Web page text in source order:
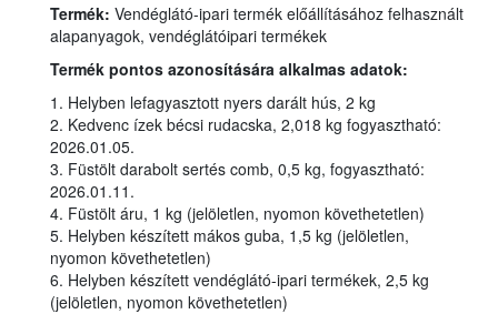
Termék: Vendéglátó-ipari termék előállításához felhasznált
alapanyagok, vendéglátóipari termékek
Termék pontos azonosítására alkalmas adatok:
1. Helyben lefagyasztott nyers darált hús, 2 kg
2. Kedvenc ízek bécsi rudacska, 2,018 kg fogyasztható:
2026.01.05.
3. Füstölt darabolt sertés comb, 0,5 kg, fogyasztható:
2026.01.11.
4. Füstölt áru, 1 kg (jelöletlen, nyomon követhetetlen)
5. Helyben készített mákos guba, 1,5 kg (jelöletlen,
nyomon követhetetlen)
6. Helyben készített vendéglátó-ipari termékek, 2,5 kg
(jelöletlen, nyomon követhetetlen)